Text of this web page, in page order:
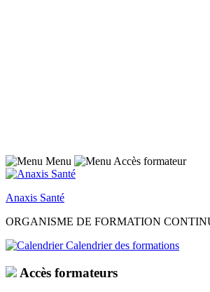
Menu Accès formateur
Anaxis Santé
ORGANISME DE FORMATION
Calendrier des formations
Accès formateurs